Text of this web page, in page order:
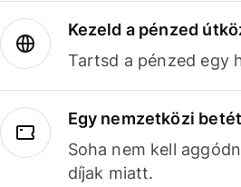
Kezeld a pénzed
Tartsd a pénzed egy
Egy nemzetközi
Soha nem kell
díjak miatt.